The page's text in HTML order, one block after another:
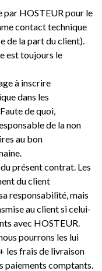
par HOSTEUR pour le
contact technique
de la part du client).
est toujours le
à inscrire
dans les
de quoi,
de la non
au bon
présent contrat. Les
du client
responsabilité, mais
au client si celui-
avec HOSTEUR.
pourrons les lui
les frais de livraison
paiements comptants.